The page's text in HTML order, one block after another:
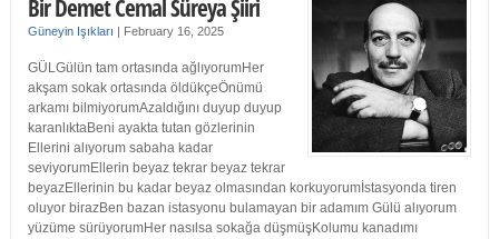
Bir Demet Cemal Süreya Şiiri
Güneyin Işıkları | February 16, 2025
GÜLGülün tam ortasında ağlıyorumHer
akşam sokak ortasında öldükçeÖnümü
arkamı bilmiyorumAzaldığını duyup duyup
karanlıktaBeni ayakta tutan gözlerinin
Ellerini alıyorum sabaha kadar
seviyorumEllerin beyaz tekrar beyaz tekrar
beyazEllerinin bu kadar beyaz olmasından korkuyorumİstasyonda tiren
oluyor birazBen bazan istasyonu bulamayan bir adamım Gülü alıyorum
yüzüme sürüyorumHer nasılsa sokağa düşmüşKolumu kanadımı